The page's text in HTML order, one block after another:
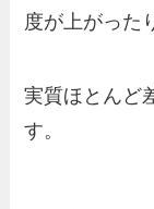
度が上がった
実質ほとんど
す。